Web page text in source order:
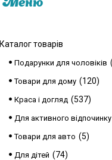
Каталог товарів
Подарунки для чоловіків
Товари для дому 120
Краса і догляд 537
Для активного відпочинку
Товари для авто 5
Для дітей 74